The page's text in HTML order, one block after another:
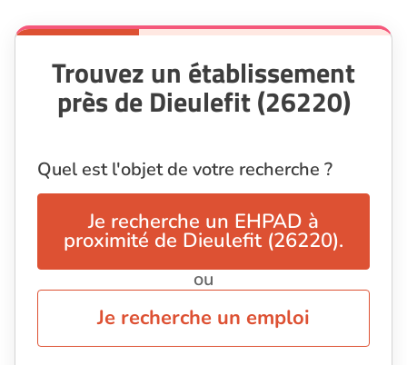
Trouvez un établissement
près de Dieulefit (26220)
Quel est l'objet de votre recherche ?
Je recherche un EHPAD à
proximité de Dieulefit (26220).
ou
Je recherche un emploi